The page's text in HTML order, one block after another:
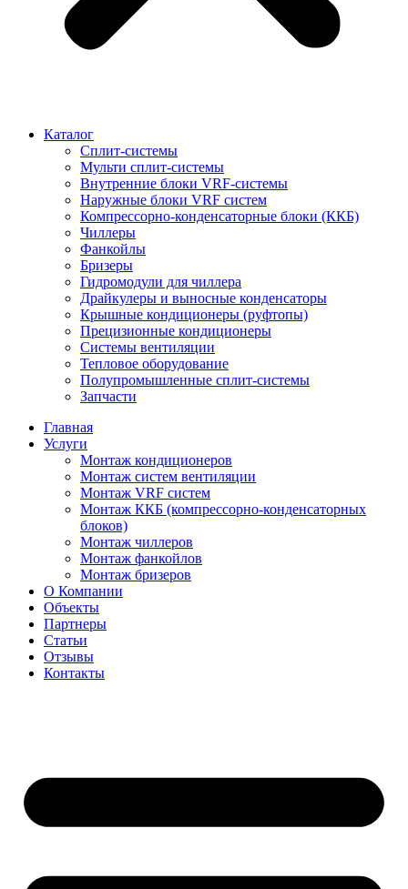
Каталог
Сплит-системы
Мульти сплит-системы
Внутренние блоки VRF-cистемы
Наружные блоки VRF cистем
Компрессорно-конденсаторные блоки (ККБ)
Чиллеры
Фанкойлы
Бризеры
Гидромодули для чиллера
Драйкулеры и выносные конденсаторы
Крышные кондиционеры (руфтопы)
Прецизионные кондиционеры
Системы вентиляции
Тепловое оборудование
Полупромышленные сплит-системы
Запчасти
Главная
Услуги
Монтаж кондиционеров
Монтаж cистем вентиляции
Монтаж VRF систем
Монтаж ККБ (компрессорно-конденсаторных
блоков)
Монтаж чиллеров
Монтаж фанкойлов
Монтаж бризеров
О Компании
Объекты
Партнеры
Статьи
Отзывы
Контакты